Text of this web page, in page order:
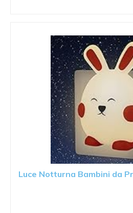
Luce Notturna Bambini da